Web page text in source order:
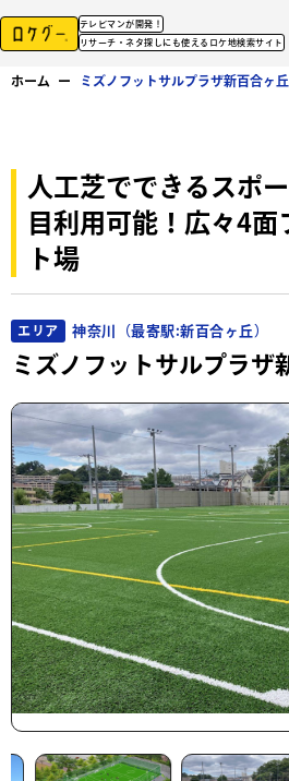
テレビマンが開発！
リサーチ・ネタ探しにも使えるロケ地検索サイト
ホーム ー ミズノフットサルプラザ新百合ヶ丘
人工芝でできるスポ
目利用可能！広々4面
ト場
エリア 神奈川（最寄駅:新百合ヶ丘）
ミズノフットサルプラザ